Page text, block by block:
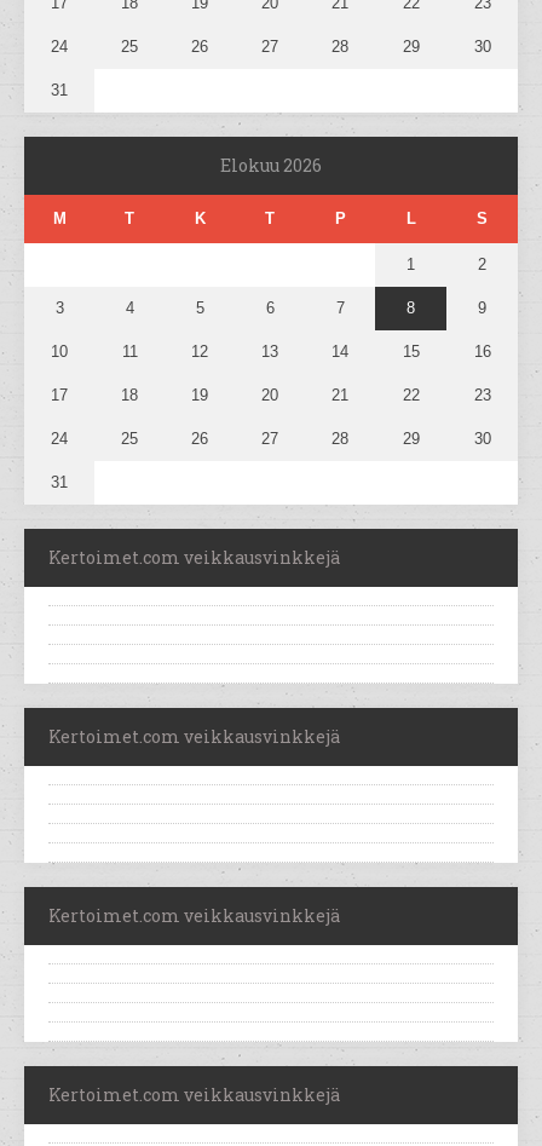
24 25 26 27 28 29 30
31
Elokuu 2026
M T K T P L S
1 2
3 4 5 6 7 8 9
10 11 12 13 14 15 16
17 18 19 20 21 22 23
24 25 26 27 28 29 30
31
Kertoimet.com veikkausvinkkejä
Kertoimet.com veikkausvinkkejä
Kertoimet.com veikkausvinkkejä
Kertoimet.com veikkausvinkkejä